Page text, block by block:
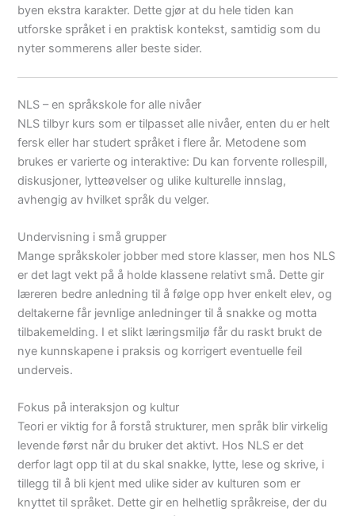
byen ekstra karakter. Dette gjør at du hele tiden kan
utforske språket i en praktisk kontekst, samtidig som du
nyter sommerens aller beste sider.
NLS – en språkskole for alle nivåer
NLS tilbyr kurs som er tilpasset alle nivåer, enten du er helt
fersk eller har studert språket i flere år. Metodene som
brukes er varierte og interaktive: Du kan forvente rollespill,
diskusjoner, lytteøvelser og ulike kulturelle innslag,
avhengig av hvilket språk du velger.
Undervisning i små grupper
Mange språkskoler jobber med store klasser, men hos NLS
er det lagt vekt på å holde klassene relativt små. Dette gir
læreren bedre anledning til å følge opp hver enkelt elev, og
deltakerne får jevnlige anledninger til å snakke og motta
tilbakemelding. I et slikt læringsmiljø får du raskt brukt de
nye kunnskapene i praksis og korrigert eventuelle feil
underveis.
Fokus på interaksjon og kultur
Teori er viktig for å forstå strukturer, men språk blir virkelig
levende først når du bruker det aktivt. Hos NLS er det
derfor lagt opp til at du skal snakke, lytte, lese og skrive, i
tillegg til å bli kjent med ulike sider av kulturen som er
knyttet til språket. Dette gir en helhetlig språkreise, der du